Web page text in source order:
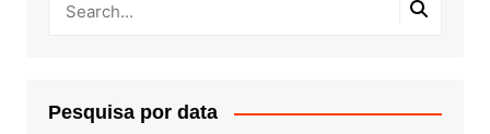
Pesquisa por data